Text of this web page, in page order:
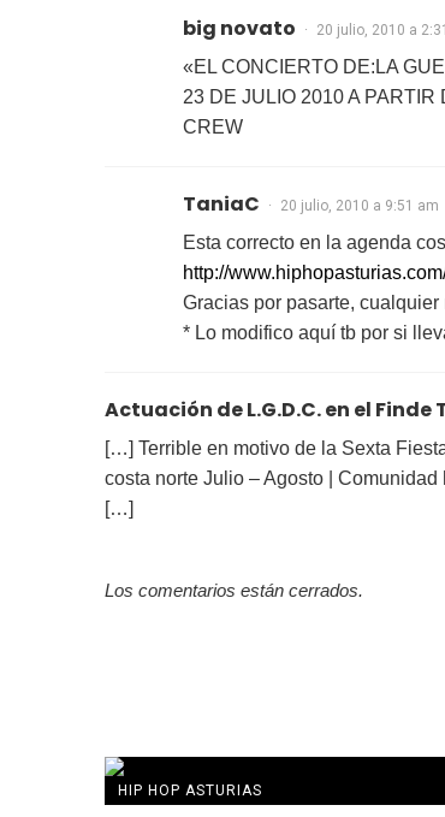
big novato 20 julio, 2010 a
«EL CONCIERTO DE:LA
23 DE JULIO 2010 A PARTIR
CREW
TaniaC 20 julio, 2010 a 9:51 am
Esta correcto en la agenda
http://
Gracias por pasarte,
* Lo modifico aquí tb por si
Actuación de L.G.D.C. en el
[…] Terrible en motivo de la Sexta
costa norte Julio – Agosto |
[…]
Los comentarios están cerrados.
HIP HOP ASTURIAS